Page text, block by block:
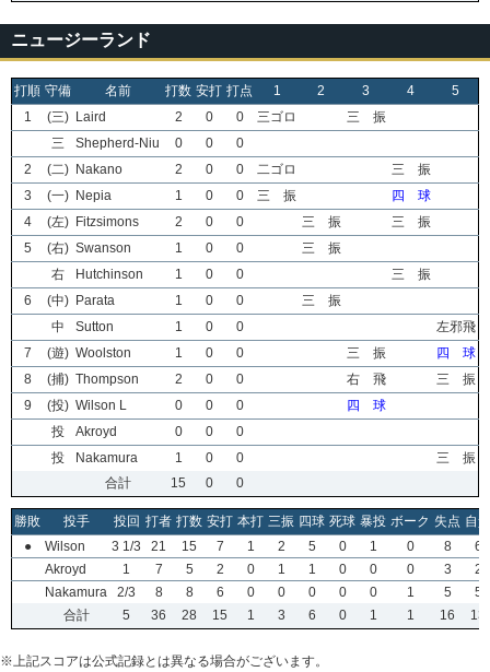
ニュージーランド
打順 守備 名前 打数 安打 打点 1 2 3 4
5
1
(三) Laird 2 0 0 三ゴロ
三 振
三
Shepherd-Niu 0 0
0
2
(二) Nakano 2 0 0 二ゴロ
三 振
3
(一) Nepia 1 0 0 三 振
四 球
4
(左) Fitzsimons 2 0 0 三 振
三 振
5
(右) Swanson 1 0 0
三 振
右
Hutchinson 1 0 0
三 振
6
(中) Parata 1 0 0
三 振
中
Sutton 1 0 0
左邪飛
7
(遊) Woolston 1 0 0 三 振
四 球
8
(捕) Thompson 2 0 0 右 飛
三 振
9
(投) Wilson L 0 0 0
四 球
投
Akroyd 0 0
0
投
Nakamura 1 0 0
三 振
合計
15 0 0
勝敗 投手 投回 打者 打数 安打 本打 三振 四球 死球 暴投 ボーク 失点 自責
●
Wilson 3 1/3 21 15 7 1 2 5 0 1 0 8
6
Akroyd
1 7 5 2 0 1 1 0 0 0 3
2
Nakamura
2/3 8 8 6 0 0 0 0 0 1 5
5
合計
5 36 28 15 1 3 6 0 1 1 16 13
※上記スコアは公式記録とは異なる場合がございます。